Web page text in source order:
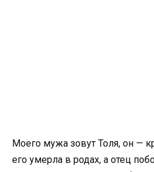
Моего мужа зовут Толя, он —
его умерла в родах, а отец